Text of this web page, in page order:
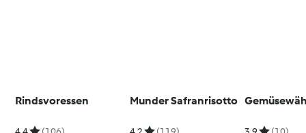
Rindsvoressen Munder Safranrisotto